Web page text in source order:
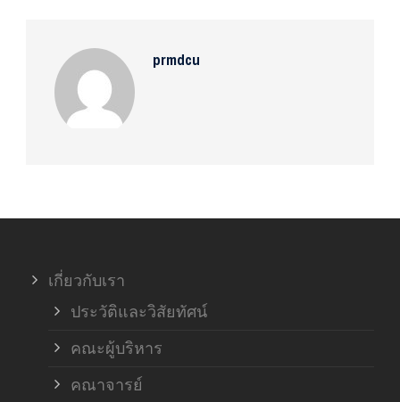
prmdcu
เกี่ยวกับเรา
ประวัติและวิสัยทัศน์
คณะผู้บริหาร
คณาจารย์